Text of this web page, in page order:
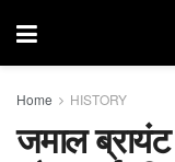
Home HISTORY
जमाल